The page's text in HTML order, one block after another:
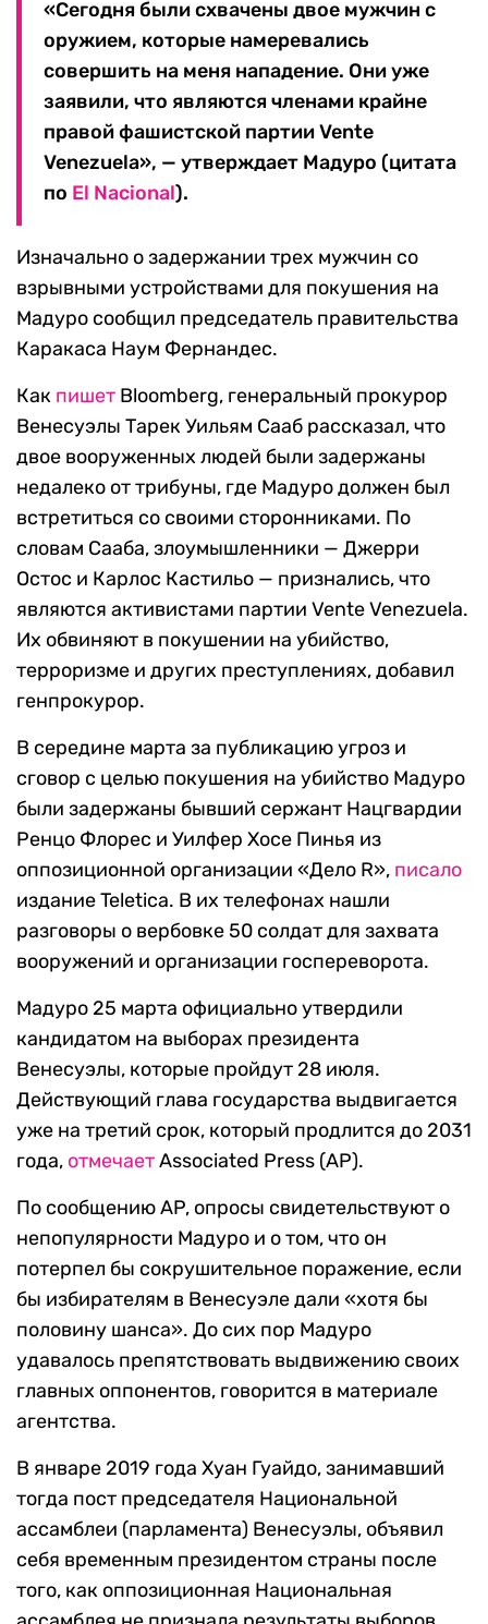
«Сегодня были схвачены двое мужчин с
оружием, которые намеревались
совершить на меня нападение. Они уже
заявили, что являются членами крайне
правой фашистской партии Vente
Venezuela», — утверждает Мадуро (цитата
по El Nacional).
Изначально о задержании трех мужчин со
взрывными устройствами для покушения на
Мадуро сообщил председатель правительства
Каракаса Наум Фернандес.
Как пишет Bloomberg, генеральный прокурор
Венесуэлы Тарек Уильям Сааб рассказал, что
двое вооруженных людей были задержаны
недалеко от трибуны, где Мадуро должен был
встретиться со своими сторонниками. По
словам Сааба, злоумышленники — Джерри
Остос и Карлос Кастильо — признались, что
являются активистами партии Vente Venezuela.
Их обвиняют в покушении на убийство,
терроризме и других преступлениях, добавил
генпрокурор.
В середине марта за публикацию угроз и
сговор с целью покушения на убийство Мадуро
были задержаны бывший сержант Нацгвардии
Ренцо Флорес и Уилфер Хосе Пинья из
оппозиционной организации «Дело R», писало
издание Teletica. В их телефонах нашли
разговоры о вербовке 50 солдат для захвата
вооружений и организации госпереворота.
Мадуро 25 марта официально утвердили
кандидатом на выборах президента
Венесуэлы, которые пройдут 28 июля.
Действующий глава государства выдвигается
уже на третий срок, который продлится до 2031
года, отмечаетAssociated Press (AP).
По сообщению AP, опросы свидетельствуют о
непопулярности Мадуро и о том, что он
потерпел бы сокрушительное поражение, если
бы избирателям в Венесуэле дали «хотя бы
половину шанса». До сих пор Мадуро
удавалось препятствовать выдвижению своих
главных оппонентов, говорится в материале
агентства.
В январе 2019 года Хуан Гуайдо, занимавший
тогда пост председателя Национальной
ассамблеи (парламента) Венесуэлы, объявил
себя временным президентом страны после
того, как оппозиционная Национальная